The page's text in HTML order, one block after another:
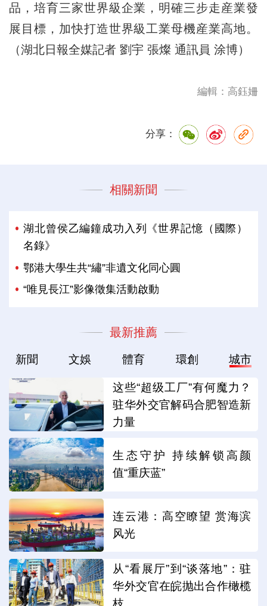
品，培育三家世界級企業，明確三步走産業發
展目標，加快打造世界級工業母機産業高地。
（湖北日報全媒記者 劉宇 張燦 通訊員 涂博）
編輯：高鈺姍
分享：
相關新聞
湖北曾侯乙編鐘成功入列《世界記憶（國際）
名錄》
鄂港大學生共“繡”非遺文化同心圓
“唯見長江”影像徵集活動啟動
最新推薦
新聞 文娛 體育 環創 城市
这些“超级工厂”有何魔力？
驻华外交官解码合肥智造新
力量
生态守护 持续解锁高颜
值“重庆蓝”
连云港：高空瞭望 赏海滨
风光
从“看展厅”到“谈落地”：驻
华外交官在皖抛出合作橄榄
枝